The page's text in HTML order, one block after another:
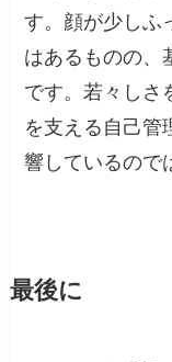
す。顔が少しふ
はあるものの、
です。若々しさ
を支える自己管
響しているので
最後に